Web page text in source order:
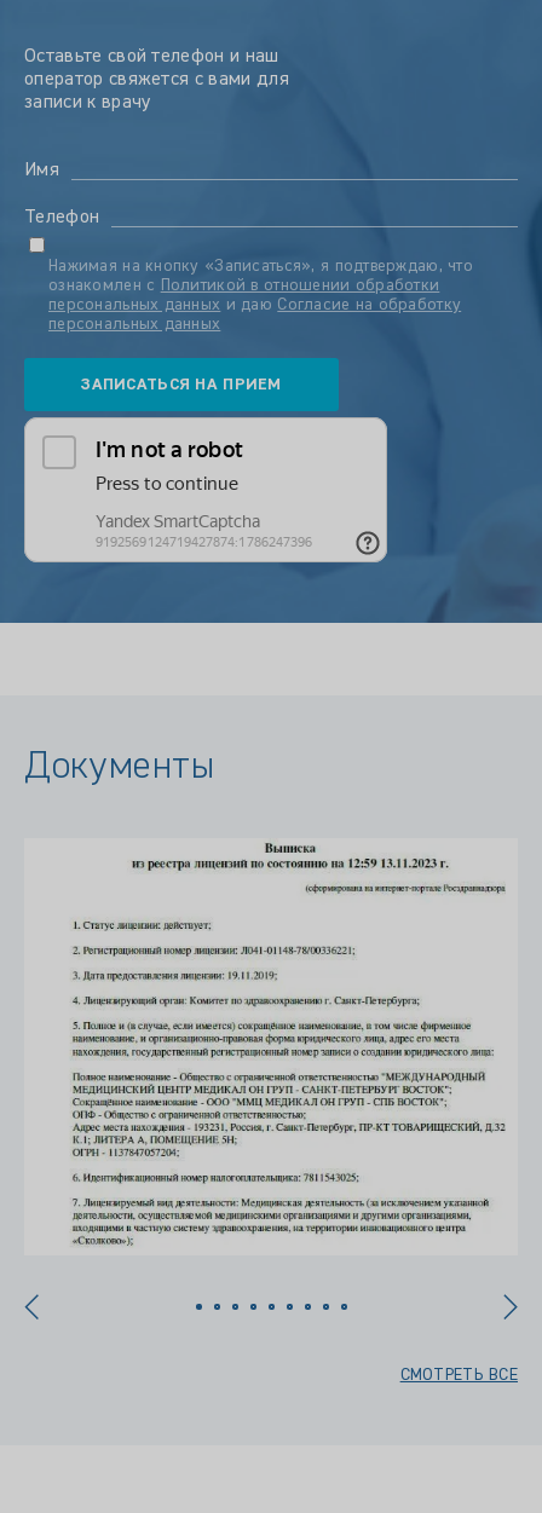
Оставьте свой телефон и наш
оператор свяжется с вами для
записи к врачу
Имя
Телефон
Нажимая на кнопку «Записаться», я подтверждаю, что
ознакомлен с
Политикой в отношении обработки
персональных данных и даю Согласие на обработку
персональных данных
Документы
СМОТРЕТЬ ВСЕ